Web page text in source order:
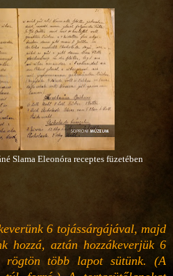
Slama Eleonóra receptes füzetében
6 tojássárgájával, majd
hozzá, aztán hozzákeverjük 6
rögtön több lapot sütünk. (A